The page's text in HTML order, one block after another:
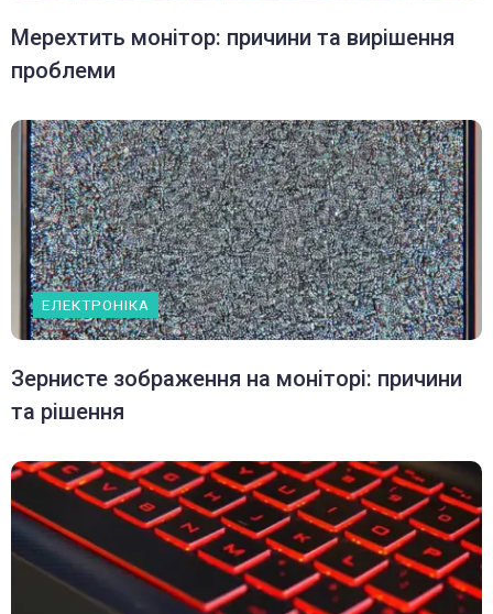
Мерехтить монітор: причини та вирішення
проблеми
ЕЛЕКТРОНІКА
Зернисте зображення на моніторі: причини
та рішення